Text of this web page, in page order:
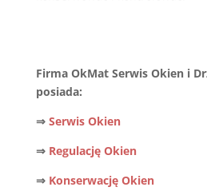
Firma OkMat Serwis Okien i
posiada:
⇒ Serwis Okien
⇒Regulację Okien
⇒ Konserwację Okien